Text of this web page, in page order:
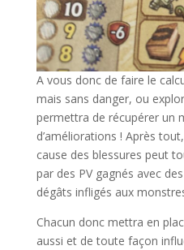
A vous donc de faire le
mais sans danger, ou
permettra de récupérer un
d’améliorations ! Après
cause des blessures peut
par des PV gagnés avec
dégâts infligés aux
Chacun donc mettra en
aussi et de toute façon